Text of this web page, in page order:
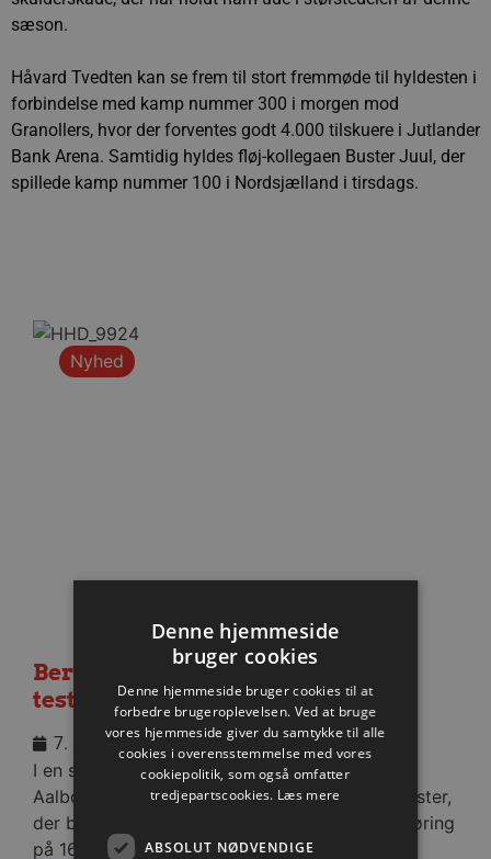
sæson.
Håvard Tvedten kan se frem til stort fremmøde til hyldesten i
forbindelse med kamp nummer 300 i morgen mod
Granollers, hvor der forventes godt 4.000 tilskuere i Jutlander
Bank Arena. Samtidig hyldes fløj-kollegaen Buster Juul, der
spillede kamp nummer 100 i Nordsjælland i tirsdags.
Nyhed
Berlin besejret i medrivende
testkamp
7. august 2026
I en stopfyldt Sparekassen Danmark Arena fik
Aalborg Håndbold skovlen under de tyske gæster,
der blev slået med cifrene 30-28 efter pauseføring
på 16-12.
Denne hjemmeside
bruger cookies
Denne hjemmeside bruger cookies til at
forbedre brugeroplevelsen. Ved at bruge
vores hjemmeside giver du samtykke til alle
cookies i overensstemmelse med vores
cookiepolitik, som også omfatter
tredjepartscookies. Læs mere
ABSOLUT NØDVENDIGE